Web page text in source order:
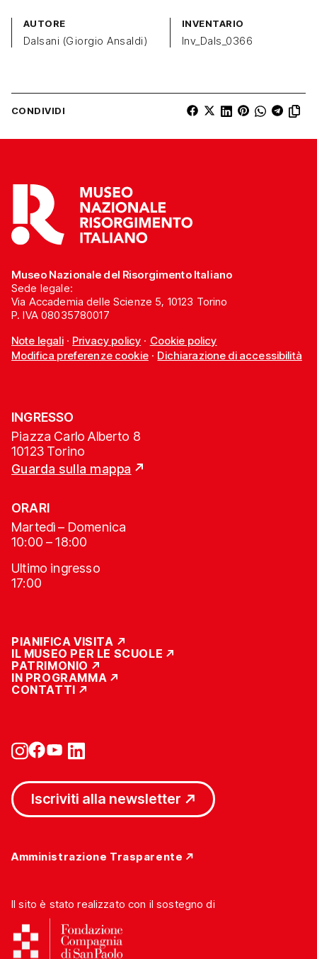
AUTORE
Dalsani (Giorgio Ansaldi)
INVENTARIO
Inv_Dals_0366
CONDIVIDI
Museo Nazionale del Risorgimento Italiano
Sede legale:
Via Accademia delle Scienze 5, 10123 Torino
P. IVA 08035780017
Note legali· Privacy policy · Cookie policy
Modifica preferenze cookie· Dichiarazione di accessibilità
INGRESSO
Piazza Carlo Alberto 8
10123 Torino
Guarda sulla mappa
ORARI
Martedì – Domenica
10:00 – 18:00
Ultimo ingresso
17:00
PIANIFICA VISITA
IL MUSEO PER LE SCUOLE
PATRIMONIO
IN PROGRAMMA
CONTATTI
Iscriviti alla newsletter
Amministrazione Trasparente
Il sito è stato realizzato con il sostegno di